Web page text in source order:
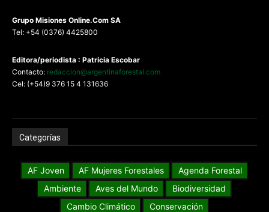
Grupo Misiones Online.Com SA
Tel: +54 (0376) 4425800
Editora/periodista : Patricia Escobar
Contacto: redaccion@argentinaforestal.com
Cel: (+54)9 376 15 4 131636
Categorías
AF Joven AF Mujeres Forestales
Agenda Forestal
Ambiente
Aves del Mundo
Biodiversidad
Cambio Climático
Conservación